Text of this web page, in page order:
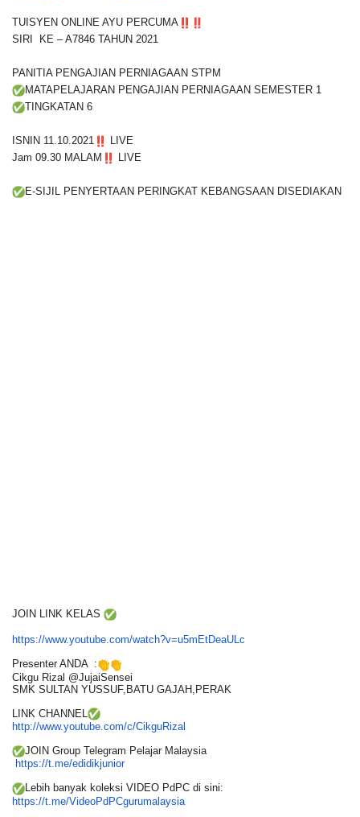
TUISYEN ONLINE AYU PERCUMA
SIRI KE – A7846 TAHUN 2021
PANITIA PENGAJIAN PERNIAGAAN STPM
MATAPELAJARAN PENGAJIAN PERNIAGAAN SEMESTER 1
TINGKATAN 6
ISNIN 11.10.2021
LIVE
Jam 09.30 MALAM
LIVE
E-SIJIL PENYERTAAN PERINGKAT KEBANGSAAN DISEDIAKAN
JOIN LINK KELAS
https://www.youtube.com/watch?v=u5mEtDeaULc
Presenter ANDA :
Cikgu Rizal @JujaiSensei
SMK SULTAN YUSSUF,BATU GAJAH,PERAK
LINK CHANNEL
http://www.youtube.com/c/CikguRizal
JOIN Group Telegram Pelajar Malaysia
https://t.me/edidikjunior
Lebih banyak koleksi VIDEO PdPC di sini:
https://t.me/VideoPdPCgurumalaysia